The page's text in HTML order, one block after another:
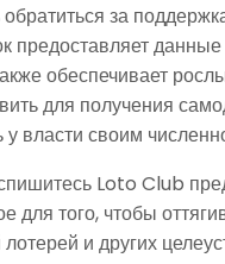
за
обеспечивает
для получения
власти своим
Loto Club
для того, чтобы
и других